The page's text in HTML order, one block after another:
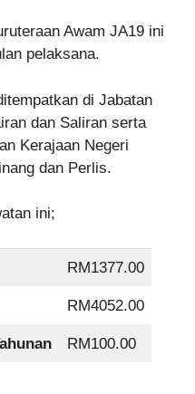
Awam JA19 ini
pelaksana.
di Jabatan
dan Saliran serta
Kerajaan Negeri
dan Perlis.
ini;
RM1377.00
RM4052.00
RM100.00